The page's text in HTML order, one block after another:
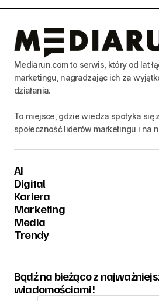
Mediarun.com to serwis, który od lat
marketingu, nagradzając ich za
działania.
To miejsce, gdzie wiedza spotyka się
społeczność liderów marketingu i na
AI
Digital
Kariera
Marketing
Media
Trendy
Bądź na bieżąco z
wiadomościami!